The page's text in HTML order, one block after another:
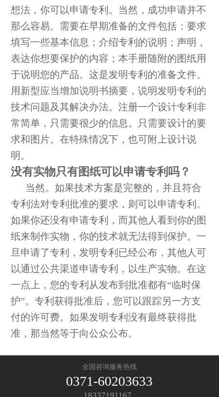
想法，你可以申请专利。当然，成功申请并不
那么容易。需要在早期准备的文件包括：要求
填写一些基本信息；介绍专利的说明；声明，
表达你想要保护的内容；本手册随附的图纸用
于说明您的产品。这是发明专利的准备文件。
用新型应当增加说明书摘要，说明发明专利的
技术问题及其解决办法。注册一个设计专利非
常简单，只需要很少的信息。只需要设计的要
求和图片。在特殊情况下，也可附上设计说
明。
没有实物只有图纸可以申请专利吗？
当然。如果技术方案是完整的，并且符合
专利法对专利批准的要求，则可以申请专利。
如果你还没有申请专利，而其他人看到你的图
纸来制作实物，你的技术就无法得到保护。一
旦申请了专利，发明专利已经公布，其他人可
以通过公共渠道申请专利，以生产实物。在这
一点上，您的专利从发布到批准都有“临时保
护”。专利获得批准后，您可以跟踪另一方支
付的许可费。如果发明专利没有最终获得批
准，那当然等于向公众公布。
全国咨询服务热线
0371-60203633